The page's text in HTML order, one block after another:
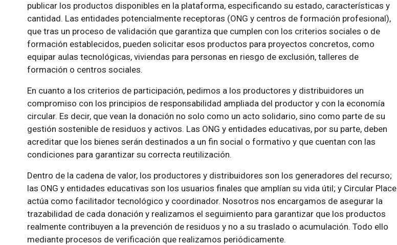
publicar los productos disponibles en la plataforma, especificando su estado, características y
cantidad. Las entidades potencialmente receptoras (ONG y centros de formación profesional),
que tras un proceso de validación que garantiza que cumplen con los criterios sociales o de
formación establecidos, pueden solicitar esos productos para proyectos concretos, como
equipar aulas tecnológicas, viviendas para personas en riesgo de exclusión, talleres de
formación o centros sociales.
En cuanto a los criterios de participación, pedimos a los productores y distribuidores un
compromiso con los principios de responsabilidad ampliada del productor y con la economía
circular. Es decir, que vean la donación no solo como un acto solidario, sino como parte de su
gestión sostenible de residuos y activos. Las ONG y entidades educativas, por su parte, deben
acreditar que los bienes serán destinados a un fin social o formativo y que cuentan con las
condiciones para garantizar su correcta reutilización.
Dentro de la cadena de valor, los productores y distribuidores son los generadores del recurso;
las ONG y entidades educativas son los usuarios finales que amplían su vida útil; y Circular Place
actúa como facilitador tecnológico y coordinador. Nosotros nos encargamos de asegurar la
trazabilidad de cada donación y realizamos el seguimiento para garantizar que los productos
realmente contribuyen a la prevención de residuos y no a su traslado o acumulación. Todo ello
mediante procesos de verificación que realizamos periódicamente.